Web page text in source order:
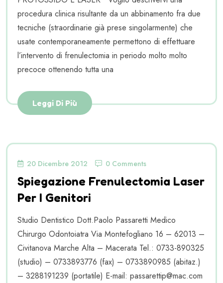
procedura clinica risultante da un abbinamento fra due
tecniche (straordinarie già prese singolarmente) che
usate contemporaneamente permettono di effettuare
l’intervento di frenulectomia in periodo molto molto
precoce ottenendo tutta una
Leggi Di Più
20 Dicembre 2012 0 Comments
Spiegazione Frenulectomia Laser
Per I Genitori
Studio Dentistico Dott.Paolo Passaretti Medico
Chirurgo Odontoiatra Via Montefogliano 16 – 62013 –
Civitanova Marche Alta – Macerata Tel.: 0733-890325
(studio) – 0733893776 (fax) – 0733890985 (abitaz.)
– 3288191239 (portatile) E-mail: passarettip@mac.com